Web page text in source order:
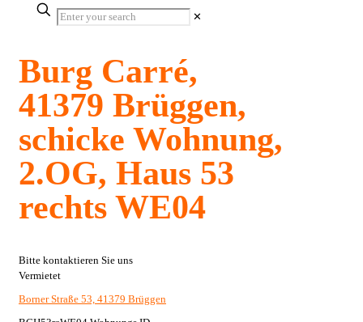
✕
Burg Carré,
41379 Brüggen,
schicke Wohnung,
2.OG, Haus 53
rechts WE04
Bitte kontaktieren Sie uns
Vermietet
Borner Straße 53, 41379 Brüggen